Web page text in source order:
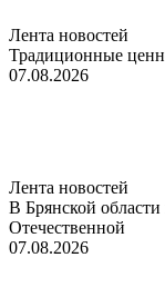
Лента новостей
Традиционные
07.08.2026
Лента новостей
В Брянской области
Отечественной
07.08.2026